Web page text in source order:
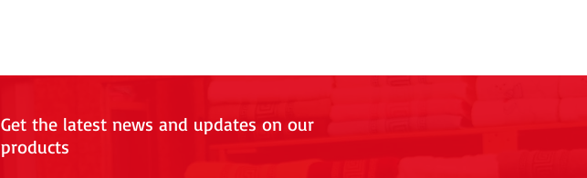
Get the latest news and updates on our
products